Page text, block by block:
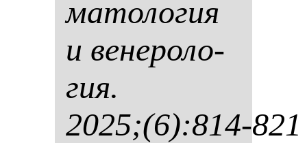
ма­то­ло­гия
и ве­не­ро­ло­
гия.
2025;(6):814-821